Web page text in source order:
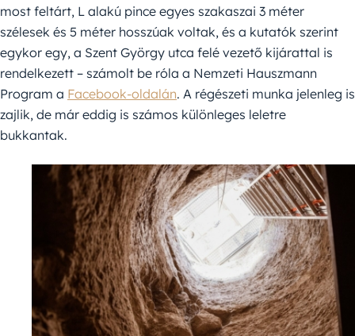
most feltárt, L alakú pince egyes szakaszai 3 méter
szélesek és 5 méter hosszúak voltak, és a kutatók szerint
egykor egy, a Szent György utca felé vezető kijárattal is
rendelkezett – számolt be róla a Nemzeti Hauszmann
Program a Facebook-oldalán. A régészeti munka jelenleg is
zajlik, de már eddig is számos különleges leletre
bukkantak.